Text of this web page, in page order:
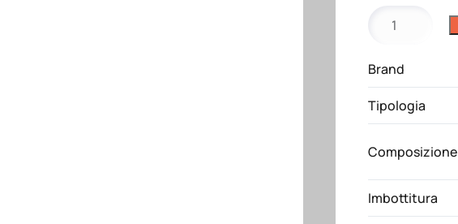
K6110
quantità
Brand
Tipologia
Composizione
Imbottitura